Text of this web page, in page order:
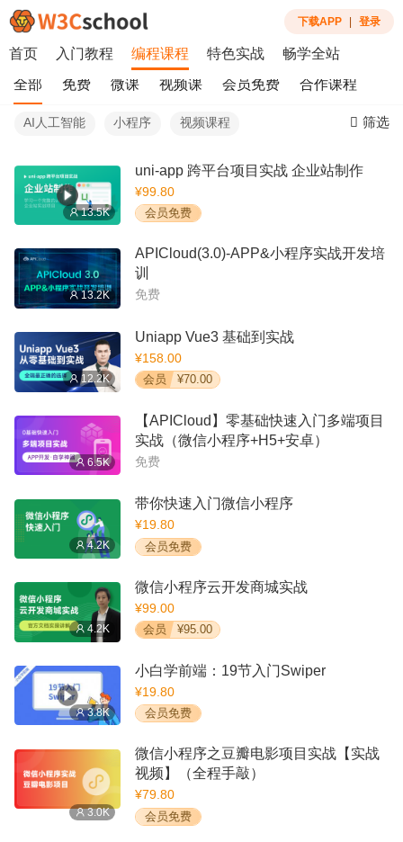
下载APP 登录
首页 入门教程 编程课程 特色实战 畅学全站
全部 免费 微课 视频课 会员免费 合作课程
AI人工智能 小程序 视频课程 筛选
13.5K
uni-app 跨平台项目实战 企业站制作
¥99.80
会员免费
13.2K
APICloud(3.0)-APP&小程序实战开发培
训
免费
12.2K
Uniapp Vue3 基础到实战
¥158.00
会员 ¥70.00
6.5K
【APICloud】零基础快速入门多端项目
实战（微信小程序+H5+安卓）
免费
4.2K
带你快速入门微信小程序
¥19.80
会员免费
4.2K
微信小程序云开发商城实战
¥99.00
会员 ¥95.00
3.8K
小白学前端：19节入门Swiper
¥19.80
会员免费
3.0K
微信小程序之豆瓣电影项目实战【实战
视频】（全程手敲）
¥79.80
会员免费